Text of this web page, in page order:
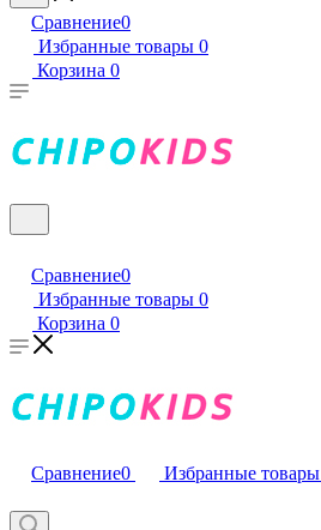
Сравнение0
Избранные товары 0
Корзина 0
Сравнение0
Избранные товары 0
Корзина 0
Сравнение0 Избранные товары